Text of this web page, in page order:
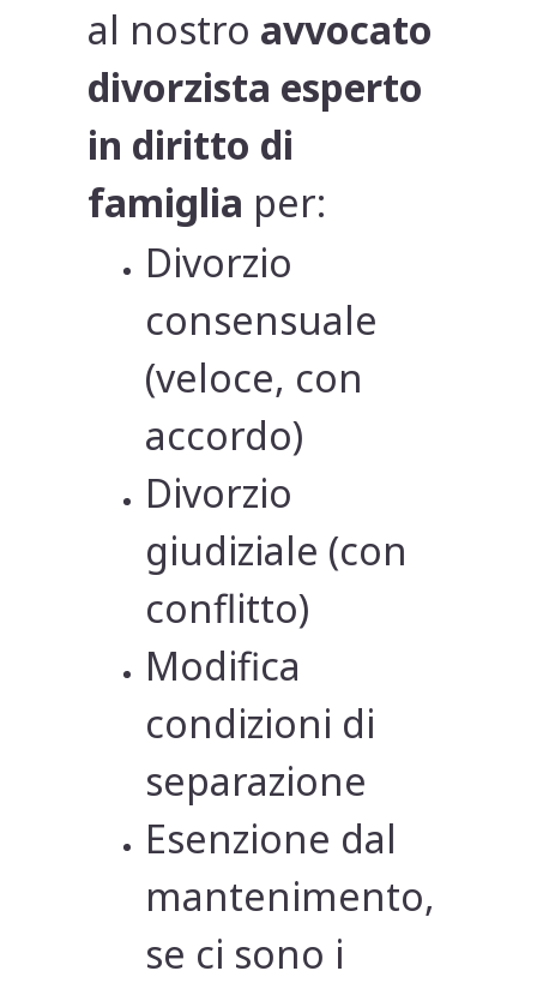
al nostro avvocato
divorzista esperto
in diritto di
famiglia per:
Divorzio
consensuale
(veloce, con
accordo)
Divorzio
giudiziale (con
conflitto)
Modifica
condizioni di
separazione
Esenzione dal
mantenimento,
se ci sono i